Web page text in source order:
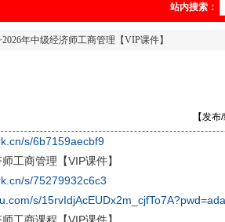
站内搜索：
年中级经济师工商管理【VIP课件】
【发
s/6b7159aecbf9
工商管理【VIP课件】
s/75279932c6c3
s/